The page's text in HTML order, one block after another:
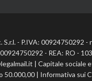
S.r.l. - P.IVA: 00924750292 -
- REA: RO -
| Capitale sociale
50.000,00 | Informativa sui